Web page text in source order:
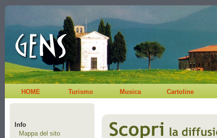
HOME Turismo Musica Cartoline
Info
Mappa del sito